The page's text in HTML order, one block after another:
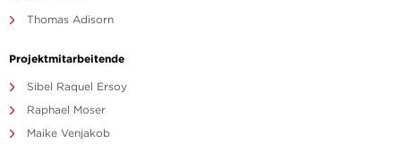
Thomas Adisorn
Projektmitarbeitende
Sibel Raquel Ersoy
Raphael Moser
Maike Venjakob